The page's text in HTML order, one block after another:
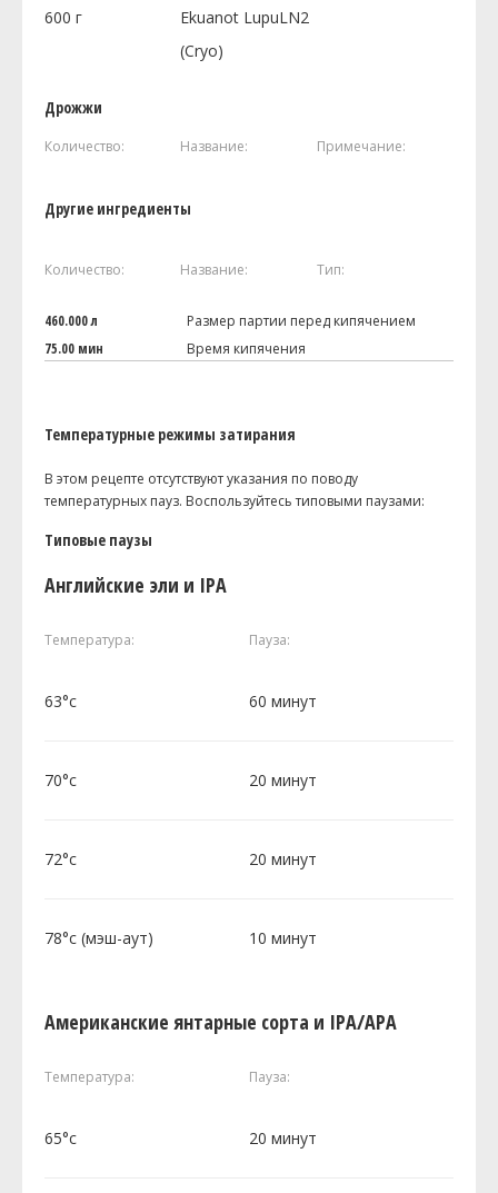
600 г
Ekuanot LupuLN2
(Cryo)
Дрожжи
Количество: Название: Примечание:
Другие ингредиенты
Количество: Название: Тип:
460.000 л
Размер партии перед кипячением
75.00 мин
Время кипячения
Температурные режимы затирания
В этом рецепте отсутствуют указания по поводу
температурных пауз. Воспользуйтесь типовыми паузами:
Типовые паузы
Английские эли и IPA
Температура: Пауза:
63°c 60 минут
70°c 20 минут
72°c 20 минут
78°c (мэш-аут) 10 минут
Американские янтарные сорта и IPA/APA
Температура: Пауза:
65°c 20 минут